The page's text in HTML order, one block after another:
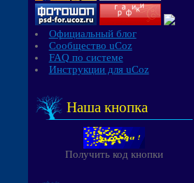
Официальный блог
Сообщество uCoz
FAQ по системе
Инструкции для uCoz
Наша кнопка
Получить код кнопки